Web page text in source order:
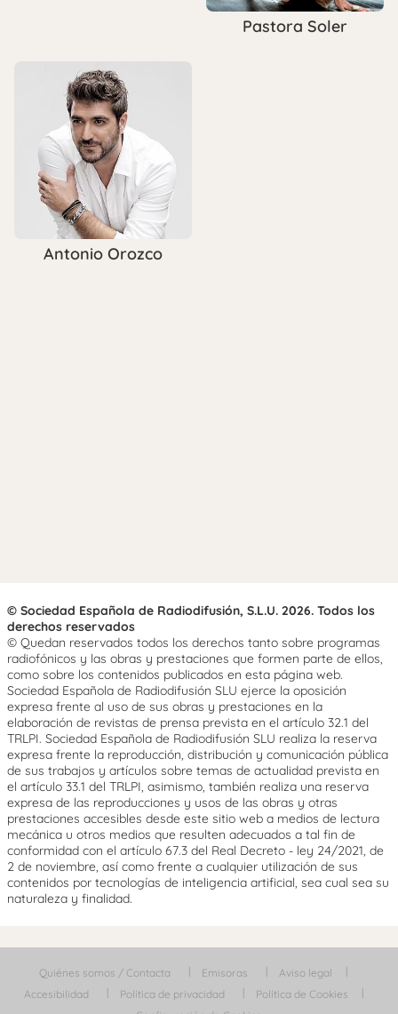
Pastora Soler
Antonio Orozco
© Sociedad Española de Radiodifusión, S.L.U. 2026. Todos los
derechos reservados
© Quedan reservados todos los derechos tanto sobre programas
radiofónicos y las obras y prestaciones que formen parte de ellos,
como sobre los contenidos publicados en esta página web.
Sociedad Española de Radiodifusión SLU ejerce la oposición
expresa frente al uso de sus obras y prestaciones en la
elaboración de revistas de prensa prevista en el artículo 32.1 del
TRLPI. Sociedad Española de Radiodifusión SLU realiza la reserva
expresa frente la reproducción, distribución y comunicación pública
de sus trabajos y artículos sobre temas de actualidad prevista en
el artículo 33.1 del TRLPI, asimismo, también realiza una reserva
expresa de las reproducciones y usos de las obras y otras
prestaciones accesibles desde este sitio web a medios de lectura
mecánica u otros medios que resulten adecuados a tal fin de
conformidad con el artículo 67.3 del Real Decreto - ley 24/2021, de
2 de noviembre, así como frente a cualquier utilización de sus
contenidos por tecnologías de inteligencia artificial, sea cual sea su
naturaleza y finalidad.
Quiénes somos / Contacta Emisoras
Aviso legal
Accesibilidad
Política de privacidad
Política de Cookies